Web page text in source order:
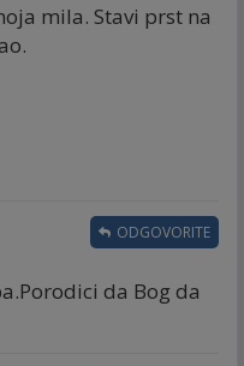
mila. Stavi prst na
da Bog da
ODGOVORITE